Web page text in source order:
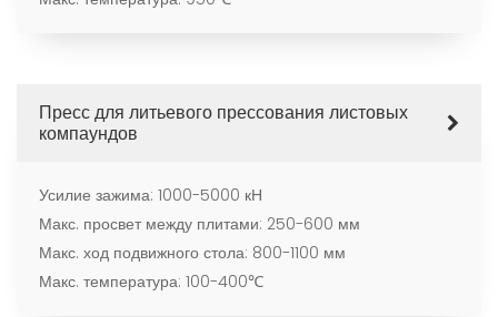
Пресс для литьевого прессования листовых
компаундов
Усилие зажима: 1000-5000 кН
Макс. просвет между плитами: 250-600 мм
Макс. ход подвижного стола: 800-1100 мм
Макс. температура: 100-400℃